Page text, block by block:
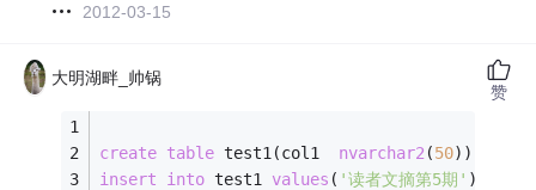
2012-03-15
大明湖畔_帅锅
create table test1(col1 nvarchar2 (50));
insert
into test1 values ( '读者文摘第5期' );
赞